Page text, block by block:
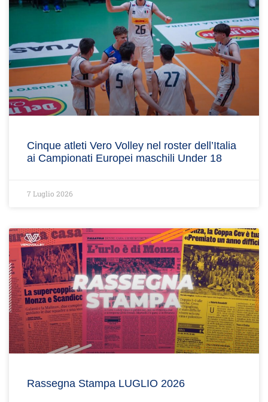
Cinque atleti Vero Volley nel roster dell’Italia
ai Campionati Europei maschili Under 18
7 Luglio 2026
Rassegna Stampa LUGLIO 2026